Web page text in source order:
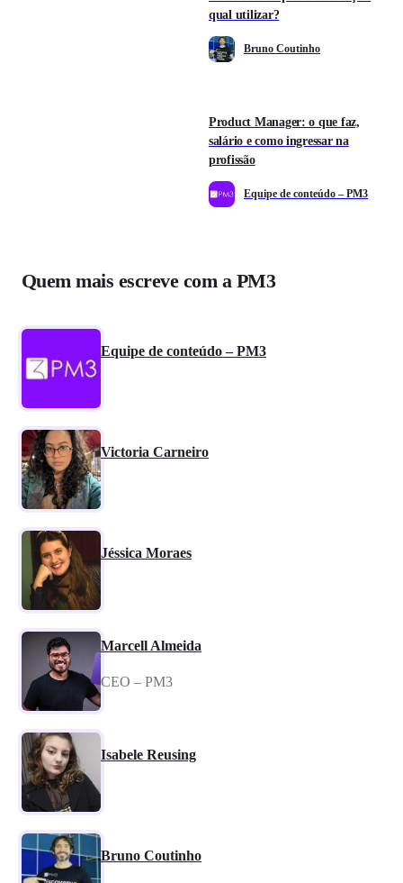
qual utilizar?
Bruno Coutinho
Product Manager: o que faz,
salário e como ingressar na
profissão
Equipe de conteúdo – PM3
Quem mais escreve com a PM3
Equipe de conteúdo – PM3
Victoria Carneiro
Jéssica Moraes
Marcell Almeida
CEO – PM3
Isabele Reusing
Bruno Coutinho